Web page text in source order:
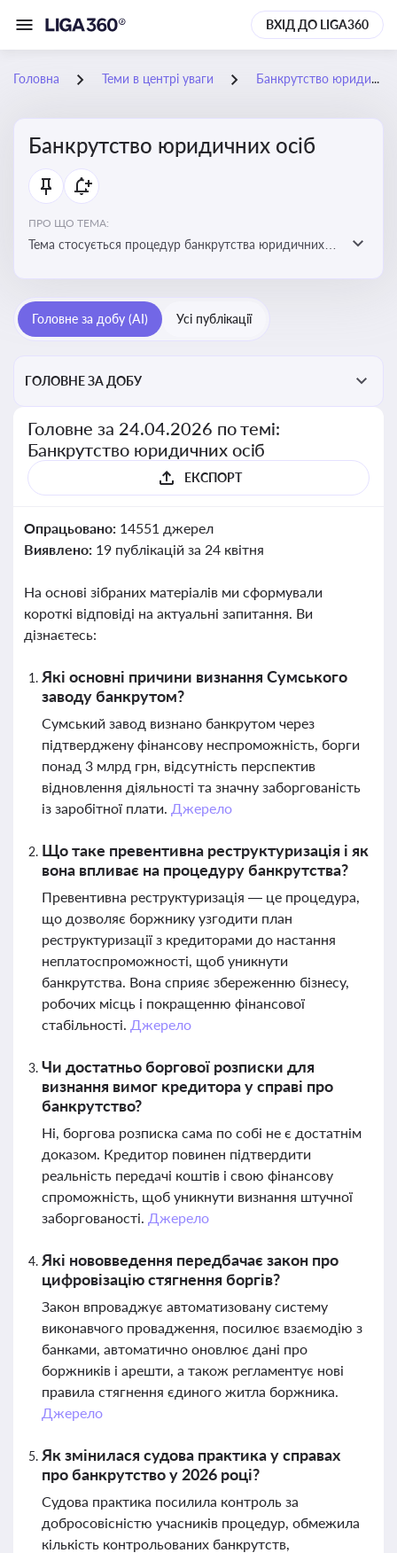
ВХІД ДО LIGA360
Головна Теми в центрі уваги Банкрутство юридичних осіб
Банкрутство юридичних осіб
ПРО ЩО ТЕМА:
Тема стосується процедур банкрутства юридичних
Головне за добу (AI) Усі публікації
ГОЛОВНЕ ЗА ДОБУ
Головне за 24.04.2026 по темі:
Банкрутство юридичних осіб
ЕКСПОРТ
Опрацьовано: 14551 джерел
Виявлено: 19 публікацій за 24 квітня
На основі зібраних матеріалів ми сформували
короткі відповіді на актуальні запитання. Ви
дізнаєтесь:
Які основні причини визнання Сумського
заводу банкрутом?
Сумський завод визнано банкрутом через
підтверджену фінансову неспроможність, борги
понад 3 млрд грн, відсутність перспектив
відновлення діяльності та значну заборгованість
із заробітної плати. Джерело
Що таке превентивна реструктуризація і як
вона впливає на процедуру банкрутства?
Превентивна реструктуризація — це процедура,
що дозволяє боржнику узгодити план
реструктуризації з кредиторами до настання
неплатоспроможності, щоб уникнути
банкрутства. Вона сприяє збереженню бізнесу,
робочих місць і покращенню фінансової
стабільності. Джерело
Чи достатньо боргової розписки для
визнання вимог кредитора у справі про
банкрутство?
Ні, боргова розписка сама по собі не є достатнім
доказом. Кредитор повинен підтвердити
реальність передачі коштів і свою фінансову
спроможність, щоб уникнути визнання штучної
заборгованості. Джерело
Які нововведення передбачає закон про
цифровізацію стягнення боргів?
Закон впроваджує автоматизовану систему
виконавчого провадження, посилює взаємодію з
банками, автоматично оновлює дані про
боржників і арешти, а також регламентує нові
правила стягнення єдиного житла боржника.
Джерело
Як змінилася судова практика у справах
про банкрутство у 2026 році?
Судова практика посилила контроль за
добросовісністю учасників процедур, обмежила
кількість контрольованих банкрутств,